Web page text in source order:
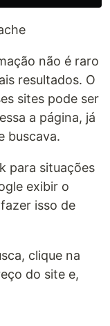
não é raro
resultados. O
sites pode ser
a página, já
buscava.
para situações
exibir o
isso de
clique na
do site e,